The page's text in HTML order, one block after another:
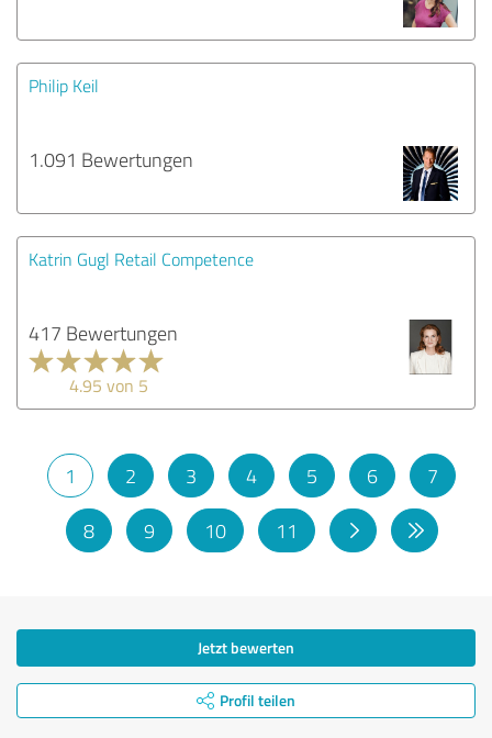
Philip Keil
1.091 Bewertungen
Katrin Gugl Retail Competence
417 Bewertungen
4.95 von 5
1 2 3 4 5 6 7
8 9 10 11
Jetzt bewerten
Profil teilen